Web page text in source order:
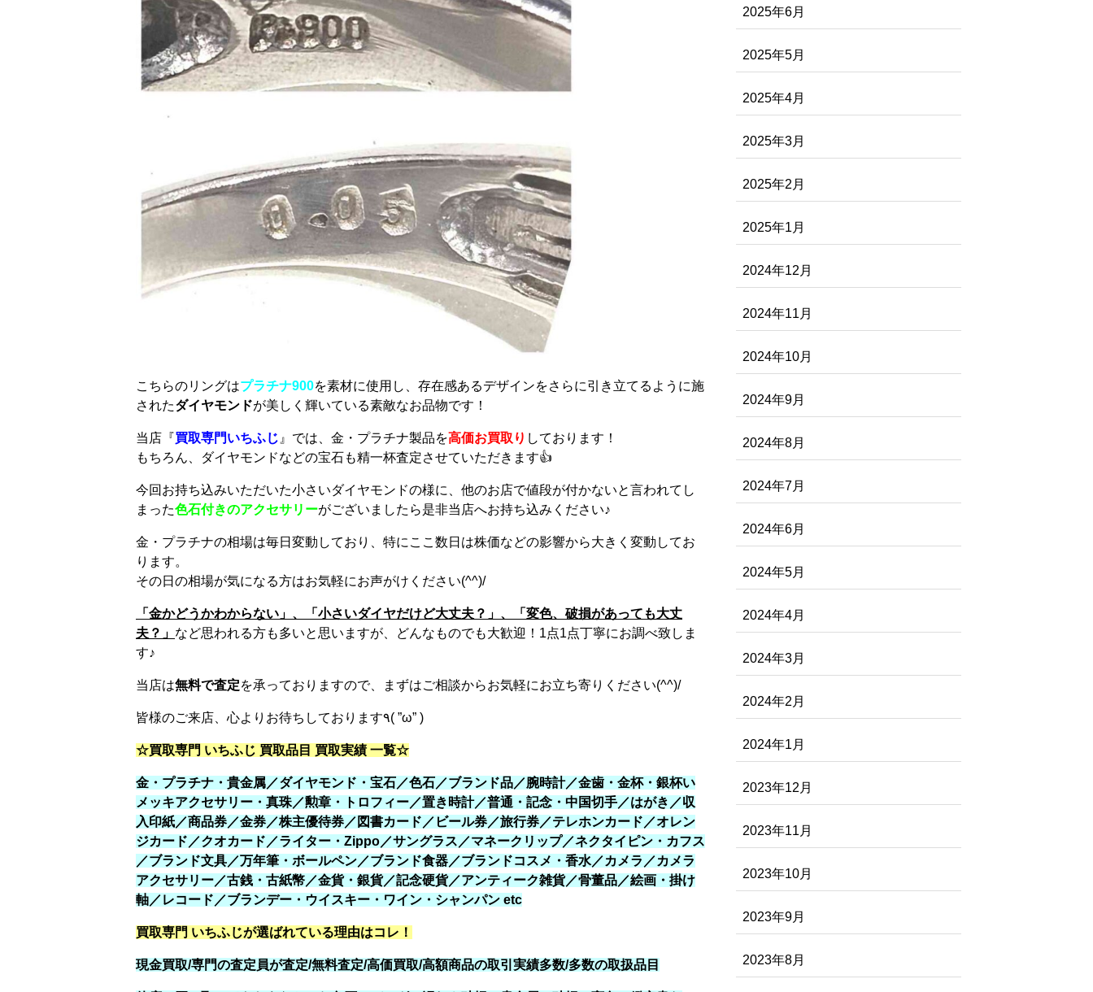
こちらのリングはプラチナ900を素材に使用し、存在感あるデザインをさらに引き立てるように施
されたダイヤモンドが美しく輝いている素敵なお品物です！
当店『買取専門いちふじ 』では、金・プラチナ製品を高価お買取り しております！
もちろん、ダイヤモンドなどの宝石も精一杯査定させていただきます👍
今回お持ち込みいただいた小さいダイヤモンドの様に、他のお店で値段が付かないと言われてし
まった色石付きのアクセサリーがございましたら是非当店へお持ち込みください♪
金・プラチナの相場は毎日変動しており、特にここ数日は株価などの影響から大きく変動してお
ります。
その日の相場が気になる方はお気軽にお声がけください(^^)/
「金かどうかわからない」、「小さいダイヤだけど大丈夫？」、「変色、破損があっても大丈
夫？」 など思われる方も多いと思いますが、どんなものでも大歓迎！1点1点丁寧にお調べ致しま
す♪
当店は無料で査定を承っておりますので、まずはご相談からお気軽にお立ち寄りください(^^)/
皆様のご来店、心よりお待ちしております٩( ”ω” )
☆買取専門 いちふじ 買取品目 買取実績 一覧☆
金・プラチナ・貴金属／ダイヤモンド・宝石／色石／ブランド品／腕時計／金歯・金杯・銀杯い
メッキアクセサリー・真珠／勲章・トロフィー／置き時計／普通・記念・中国切手／はがき／収
入印紙／商品券／金券／株主優待券／図書カード／ビール券／旅行券／テレホンカード／オレン
ジカード／クオカード／ライター・Zippo／サングラス／マネークリップ／ネクタイピン・カフス
／ブランド文具／万年筆・ボールペン／ブランド食器／ブランドコスメ・香水／カメラ／カメラ
アクセサリー／古銭・古紙幣／金貨・銀貨／記念硬貨／アンティーク雑貨／骨董品／絵画・掛け
軸／レコード／ブランデー・ウイスキー・ワイン・シャンパン etc
買取専門 いちふじが選ばれている理由はコレ！
現金買取/専門の査定員が査定/無料査定/高価買取/高額商品の取引実績多数/多数の取扱品目
2025年6月
2025年5月
2025年4月
2025年3月
2025年2月
2025年1月
2024年12月
2024年11月
2024年10月
2024年9月
2024年8月
2024年7月
2024年6月
2024年5月
2024年4月
2024年3月
2024年2月
2024年1月
2023年12月
2023年11月
2023年10月
2023年9月
2023年8月